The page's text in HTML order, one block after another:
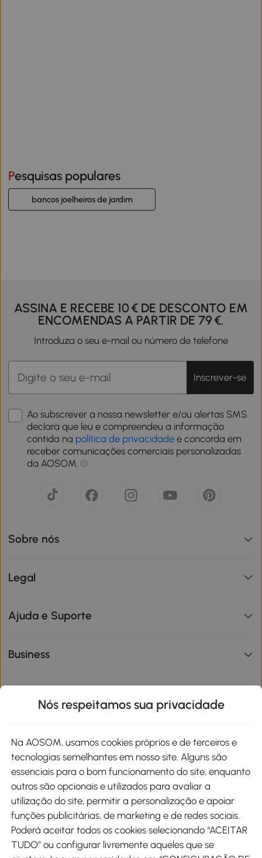
Pesquisas populares
bancos joelheiros de jardim
ASSINA E RECEBE 10 € DE DESCONTO EM
ENCOMENDAS A PARTIR DE 79 €.
Introduza o seu e-mail ou número de telefone
Inscrever-se
Ao subscrever a nossa newsletter e/ou alertas SMS
declara que leu e compreendeu a informação
contida na política de privacidade e concorda em
receber comunicações comerciais personalizadas
da AOSOM.
Sobre nós
Legal
Ajuda e Suporte
Business
Métodos de pagamento
Envio
Nós respeitamos sua privacidade
Na AOSOM, usamos cookies próprios e de terceiros e
tecnologias semelhantes em nosso site. Alguns são
essenciais para o bom funcionamento do site, enquanto
outros são opcionais e utilizados para avaliar a
utilização do site, permitir a personalização e apoiar
funções publicitárias, de marketing e de redes sociais.
Poderá aceitar todos os cookies selecionando “ACEITAR
TUDO” ou configurar livremente aqueles que se